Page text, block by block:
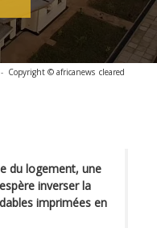
- Copyright © africanews cleared
du logement, une
inverser la
imprimées en